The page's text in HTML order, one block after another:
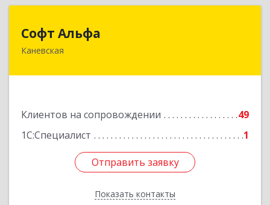
Софт Альфа
Каневская
Клиентов на сопровождении
49
1С:Специалист
1
Отправить заявку
Показать контакты
353730, Краснодарский край, Каневской р-н,
Отправить заявку
Назад